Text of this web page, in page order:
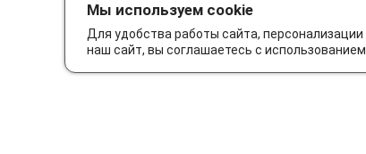
Мы используем cookie
Для удобства работы сайта,
наш сайт, вы соглашаетесь с